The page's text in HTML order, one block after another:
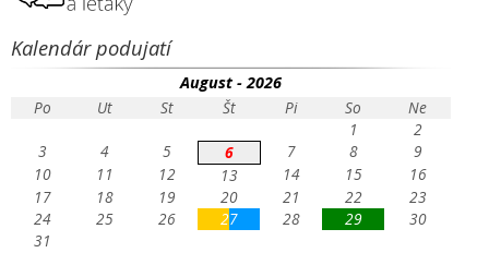
Kalendár podujatí
August - 2026
Po
Ut St Št Pi So
Ne
1
2
3
4 5 6 7 8
9
10
11 12 13 14 15
16
17
18 19 20 21 22
23
24
25 26 27 28 29
30
31